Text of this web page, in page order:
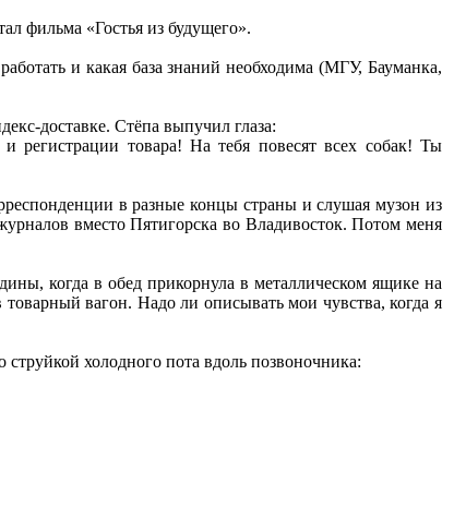
фильма «Гостья из будущего».
и какая база знаний необходима (МГУ, Бауманка,
доставке. Стёпа выпучил глаза:
регистрации товара! На тебя повесят всех собак! Ты
в разные концы страны и слушая музон из
вместо Пятигорска во Владивосток. Потом меня
когда в обед прикорнула в металлическом ящике на
вагон. Надо ли описывать мои чувства, когда я
холодного пота вдоль позвоночника: